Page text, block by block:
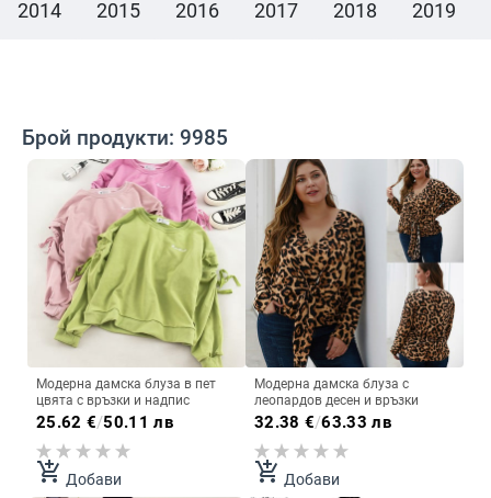
2014 2015 2016 2017 2018 2019
Брой продукти: 9985
Модерна дамска блуза в пет
цвята с връзки и надпис
25.62 €/50.11 лв
add_shopping_cart Добави
Модерна дамска блуза с
леопардов десен и връзки
32.38 €/63.33 лв
add_shopping_cart Добави